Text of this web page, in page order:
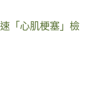
「心肌梗塞」檢